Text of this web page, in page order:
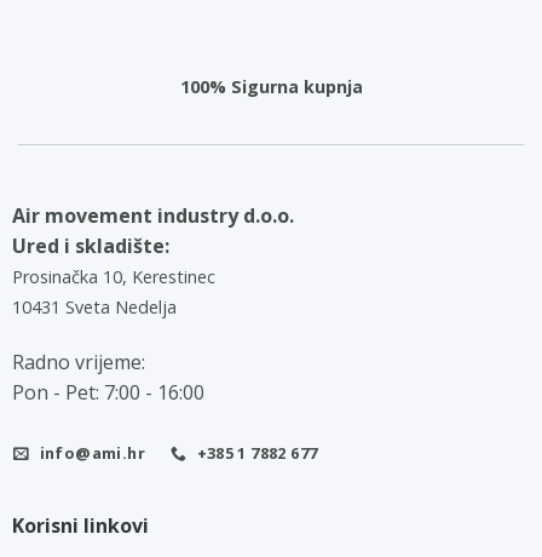
100% Sigurna kupnja
Air movement industry d.o.o.
Ured i skladište:
Prosinačka 10, Kerestinec
10431 Sveta Nedelja
Radno vrijeme:
Pon - Pet: 7:00 - 16:00
info@ami.hr +385 1 7882 677
Korisni linkovi